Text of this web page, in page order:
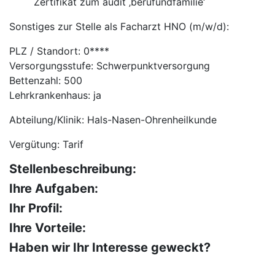
Sonstiges zur Stelle als Facharzt HNO (m/w/d):
PLZ / Standort: 0****
Versorgungsstufe: Schwerpunktversorgung
Bettenzahl: 500
Lehrkrankenhaus: ja
Abteilung/Klinik: Hals-Nasen-Ohrenheilkunde
Vergütung: Tarif
Stellenbeschreibung:
Ihre Aufgaben:
Ihr Profil:
Ihre Vorteile:
Haben wir Ihr Interesse geweckt?